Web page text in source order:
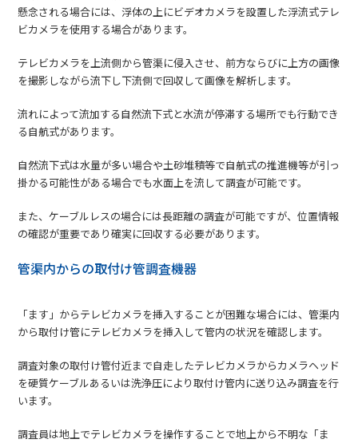
懸念される場合には、浮体の上にビデオカメラを設置した浮流式テレ
ビカメラを使用する場合があります。
テレビカメラを上流側から管渠に侵入させ、前方ならびに上方の画像
を撮影しながら流下し下流側で回収して画像を解析します。
流れによって流加する自然流下式と水流が停滞する場所でも行動でき
る自航式があります。
自然流下式は水量が多い場合や土砂堆積等で自航式の推進機等が引っ
掛かる可能性がある場合でも水面上を流して調査が可能です。
また、ケーブルレスの場合には長距離の調査が可能ですが、位置情報
の確認が重要であり確実に回収する必要があります。
管渠内からの取付け管調査機器
「ます」からテレビカメラを挿入することが困難な場合には、管渠内
から取付け管にテレビカメラを挿入して管内の状況を確認します。
調査対象の取付け管付近まで自走したテレビカメラからカメラヘッド
を硬質ケーブルあるいは洗浄圧により取付け管内に送り込み調査を行
います。
調査員は地上でテレビカメラを操作することで地上から不明な「ま